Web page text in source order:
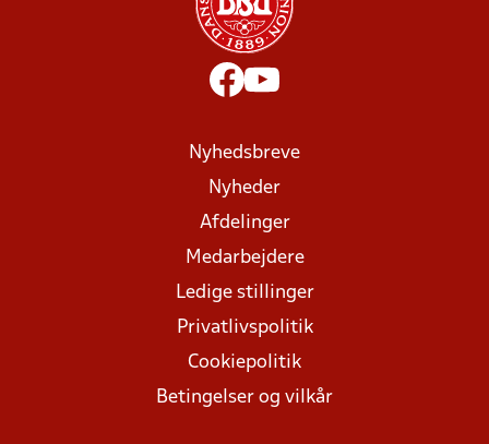
Nyhedsbreve
Nyheder
Afdelinger
Medarbejdere
Ledige stillinger
Privatlivspolitik
Cookiepolitik
Betingelser og vilkår